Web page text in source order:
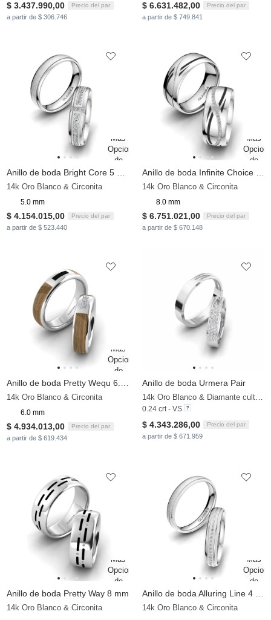
$ 3.437.990,00 Precio del par
a partir de $ 306.746
$ 6.631.482,00 Precio del par
a partir de $ 749.841
14k Oro Blanco & Circonita
5.0 mm
$ 4.154.015,00 Precio del par
a partir de $ 523.440
14k Oro Blanco & Circonita
8.0 mm
$ 6.751.021,00 Precio del par
a partir de $ 670.148
14k Oro Blanco & Circonita
6.0 mm
$ 4.934.013,00 Precio del par
a partir de $ 619.434
Anillo de boda Urmera Pair
14k Oro Blanco & Diamante cultivado en laboratorio
0.24 crt - VS
$ 4.343.286,00 Precio del par
a partir de $ 671.959
Anillo de boda Pretty Way 8 mm
14k Oro Blanco & Circonita 14k Oro Blanco & Circonita